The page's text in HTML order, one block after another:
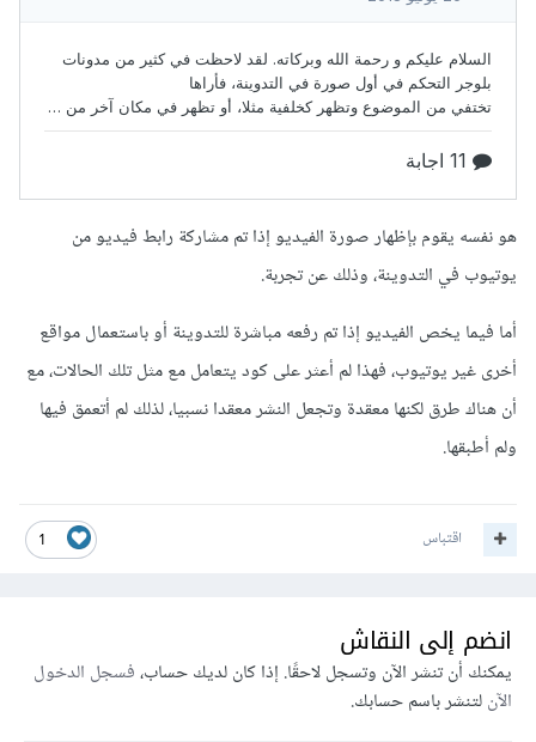
هو نفسه يقوم بإظهار صورة الفيديو إذا تم مشاركة رابط فيديو من
يوتيوب في التدوينة، وذلك عن تجربة.
أما فيما يخص الفيديو إذا تم رفعه مباشرة للتدوينة أو باستعمال مواقع
أخرى غير يوتيوب، فهذا لم أعثر على كود يتعامل مع مثل تلك الحالات، مع
أن هناك طرق لكنها معقدة وتجعل النشر معقدا نسبيا، لذلك لم أتعمق فيها
ولم أطبقها.
1 اقتباس
انضم إلى النقاش
يمكنك أن تنشر الآن وتسجل لاحقًا. إذا كان لديك حساب،فسجل الدخول
الآنلتنشر باسم حسابك.